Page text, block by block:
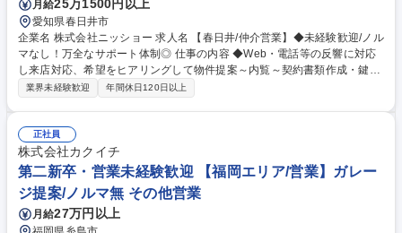
月給25万1500円以上
愛知県春日井市
企業名 株式会社ニッショー 求人名 【春日井/仲介営業】◆未経験歓迎/ノル
マなし！万全なサポート体制◎ 仕事の内容 ◆Web・電話等の反響に対応
し来店対応、希望をヒアリングして物件提案～内覧～契約書類作成・鍵渡
しまで担当。管理業務は管理部門が担当。 専門知識は入社後に身につくた
周辺環境等の情報も案内。入居決定後は契約書類を作成し鍵をお渡し。空
き時間はWeb掲載物件の更新。 入社後1～2カ月は支店長・先輩が研修。
（業務内容の変更の範囲）当社業務全般 募集職種 【春日井/仲介営業】◆
未経験歓迎/ノルマなし！万全なサポート体制◎
業界未経験歓迎 年間休日120日以上
正社員
株式会社カクイチ
第二新卒・営業未経験歓迎 【福岡エリア/営業】ガレー
ジ提案/ノルマ無 その他営業
月給27万円以上